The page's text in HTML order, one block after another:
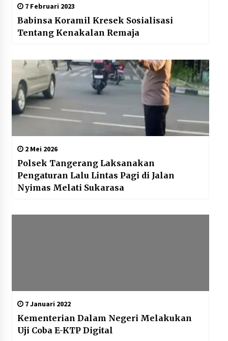
7 Februari 2023
Babinsa Koramil Kresek Sosialisasi
Tentang Kenakalan Remaja
2 Mei 2026
Polsek Tangerang Laksanakan
Pengaturan Lalu Lintas Pagi di Jalan
Nyimas Melati Sukarasa
7 Januari 2022
Kementerian Dalam Negeri Melakukan
Uji Coba E-KTP Digital